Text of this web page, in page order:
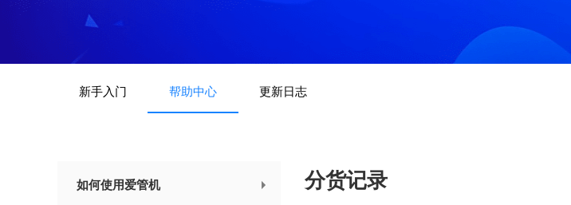
新手入门 帮助中心 更新日志
如何使用爱管机 分货记录